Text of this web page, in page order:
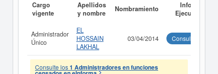
Cargo
vigente
Apellidos
y nombre
Nombramiento
Informe
Ejecutivo
Administrador
Único
EL
HOSSAIN
LAKHAL
03/04/2014 Consultar
Consulte los1 Administradores en funciones